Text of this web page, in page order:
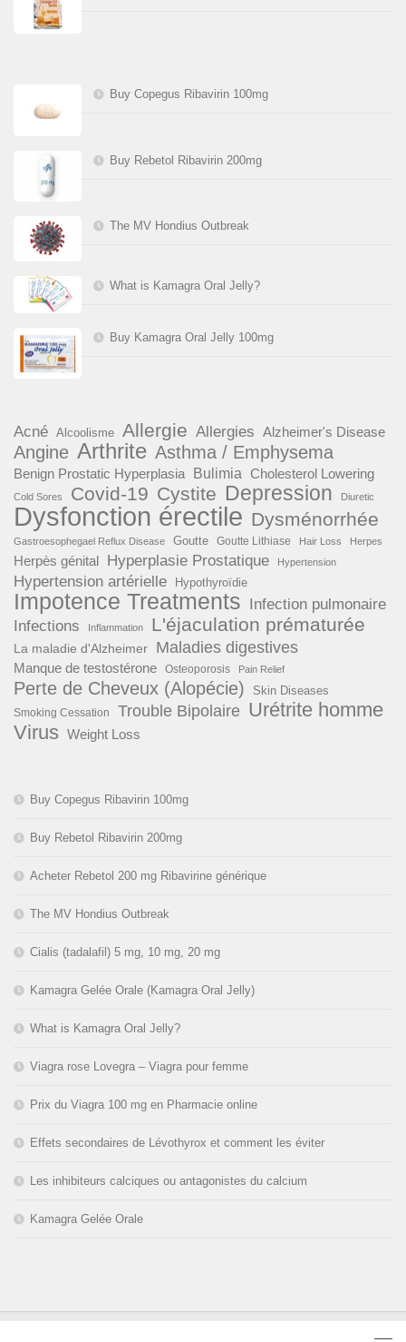
Buy Copegus Ribavirin 100mg
Buy Rebetol Ribavirin 200mg
The MV Hondius Outbreak
What is Kamagra Oral Jelly?
Buy Kamagra Oral Jelly 100mg
Acné Alcoolisme Allergie Allergies Alzheimer's Disease
Angine Arthrite Asthma / Emphysema
Benign Prostatic Hyperplasia Bulimia Cholesterol Lowering
Cold Sores Covid-19 Cystite Depression Diuretic
Dysfonction érectile Dysménorrhée
Gastroesophegael Reflux Disease Goutte Goutte Lithiase Hair Loss Herpes
Herpès génital Hyperplasie Prostatique Hypertension
Hypertension artérielle Hypothyroïdie
Impotence Treatments
Infection pulmonaire
Infections
Inflammation L'éjaculation prématurée
La maladie d'Alzheimer Maladies digestives
Manque de testostérone Osteoporosis Pain Relief
Perte de Cheveux (Alopécie) Skin Diseases
Smoking Cessation Trouble Bipolaire Urétrite homme
Virus Weight Loss
Buy Copegus Ribavirin 100mg
Buy Rebetol Ribavirin 200mg
Acheter Rebetol 200 mg Ribavirine générique
The MV Hondius Outbreak
Cialis (tadalafil) 5 mg, 10 mg, 20 mg
Kamagra Gelée Orale (Kamagra Oral Jelly)
What is Kamagra Oral Jelly?
Viagra rose Lovegra – Viagra pour femme
Prix du Viagra 100 mg en Pharmacie online
Effets secondaires de Lévothyrox et comment les éviter
Les inhibiteurs calciques ou antagonistes du calcium
Kamagra Gelée Orale